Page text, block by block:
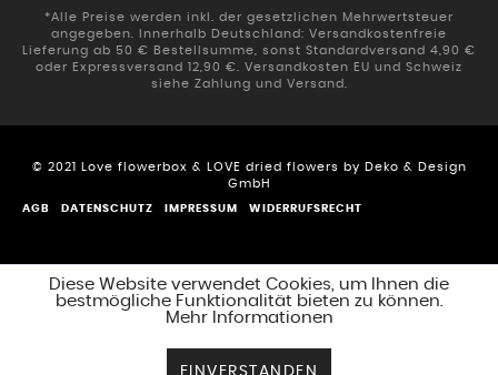
*Alle Preise werden inkl. der gesetzlichen Mehrwertsteuer
angegeben. Innerhalb Deutschland: Versandkostenfreie
Lieferung ab 50 € Bestellsumme, sonst Standardversand 4,90 €
oder Expressversand 12,90 €. Versandkosten EU und Schweiz
siehe Zahlung und Versand.
© 2021 Love flowerbox & LOVE dried flowers by Deko & Design
GmbH
AGB DATENSCHUTZ IMPRESSUM WIDERRUFSRECHT
Diese Website verwendet Cookies, um Ihnen die
bestmögliche Funktionalität bieten zu können.
Mehr Informationen
EINVERSTANDEN